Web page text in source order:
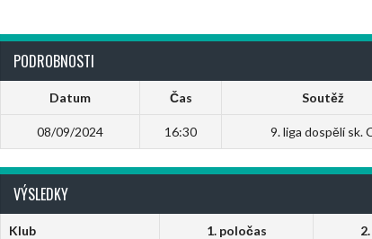
PODROBNOSTI
Datum Čas Soutěž
08/09/2024 16:30 9. liga dospělí sk.
VÝSLEDKY
Klub 1. poločas